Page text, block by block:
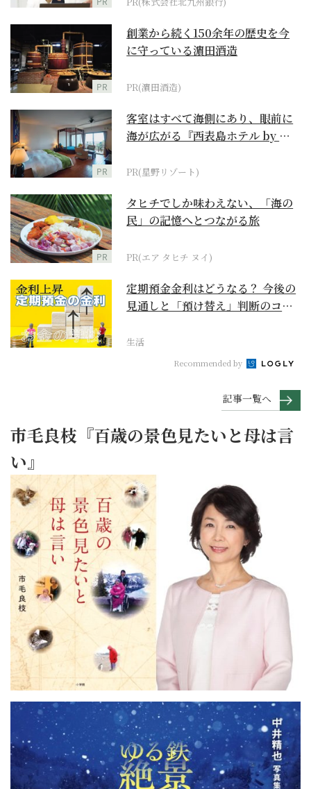
PR
創業から続く150余年の歴史を今
に守っている濵田酒造
PR(濵田酒造)
PR
客室はすべて海側にあり、眼前に
海が広がる『西表島ホテル by 星
PR(星野リゾート)
PR
タヒチでしか味わえない、「海の
民」の記憶へとつながる旅
PR(エア タヒチ ヌイ)
定期預金金利はどうなる？ 今後の
見通しと「預け替え」判断のコツ
生活
Recommended by
記事一覧へ
市毛良枝『百歳の景色見たいと母は言
い』